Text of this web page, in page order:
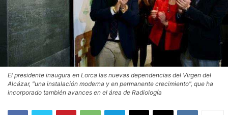
El presidente inaugura en Lorca las nuevas dependencias del Virgen del
Alcázar, "una instalación moderna y en permanente crecimiento", que ha
incorporado también avances en el área de Radiología